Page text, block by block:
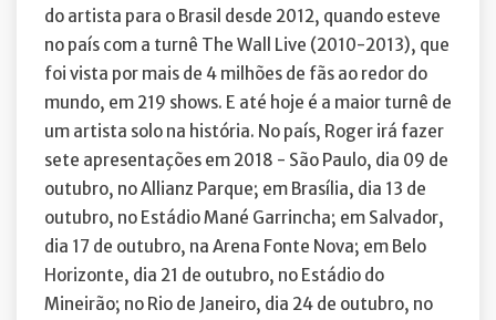
do artista para o Brasil desde 2012, quando esteve
no país com a turnê The Wall Live (2010-2013), que
foi vista por mais de 4 milhões de fãs ao redor do
mundo, em 219 shows. E até hoje é a maior turnê de
um artista solo na história. No país, Roger irá fazer
sete apresentações em 2018 - São Paulo, dia 09 de
outubro, no Allianz Parque; em Brasília, dia 13 de
outubro, no Estádio Mané Garrincha; em Salvador,
dia 17 de outubro, na Arena Fonte Nova; em Belo
Horizonte, dia 21 de outubro, no Estádio do
Mineirão; no Rio de Janeiro, dia 24 de outubro, no